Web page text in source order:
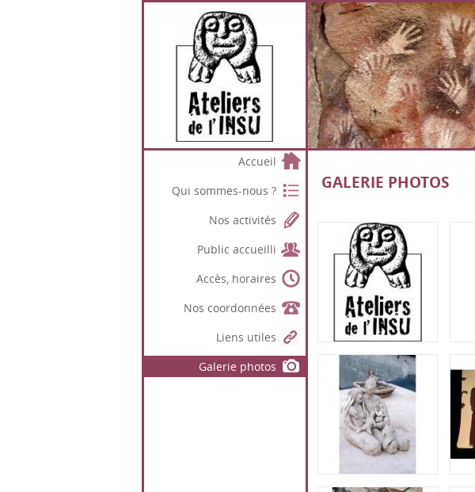
Accueil
Qui sommes-nous ?
Nos activités
Public accueilli
Accès, horaires
Nos coordonnées
Liens utiles
Galerie photos
GALERIE PHOTOS